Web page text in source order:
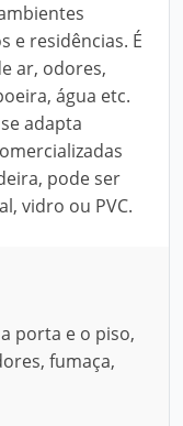
e residências. É
ar, odores,
água etc.
adapta
pode ser
vidro ou PVC.
porta e o piso,
fumaça,